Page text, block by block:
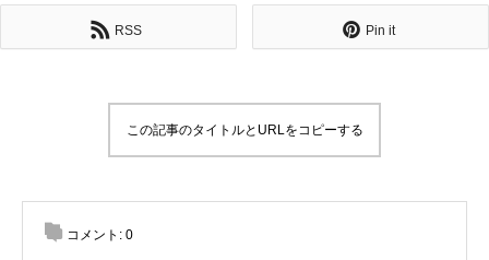
RSS Pin it
この記事のタイトルとURLをコピーする
コメント: 0